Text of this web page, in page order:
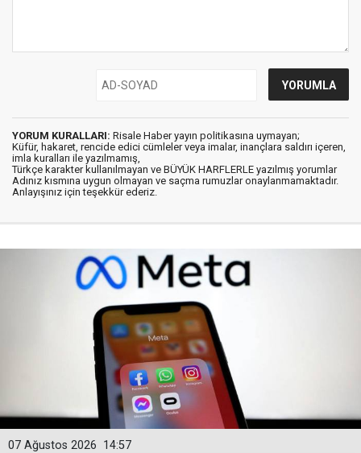
YORUM KURALLARI: Risale Haber yayın politikasına uymayan;
Küfür, hakaret, rencide edici cümleler veya imalar, inançlara saldırı içeren,
imla kuralları ile yazılmamış,
Türkçe karakter kullanılmayan ve BÜYÜK HARFLERLE yazılmış yorumlar
Adınız kısmına uygun olmayan ve saçma rumuzlar onaylanmamaktadır.
Anlayışınız için teşekkür ederiz.
14:57
07 Ağustos 2026